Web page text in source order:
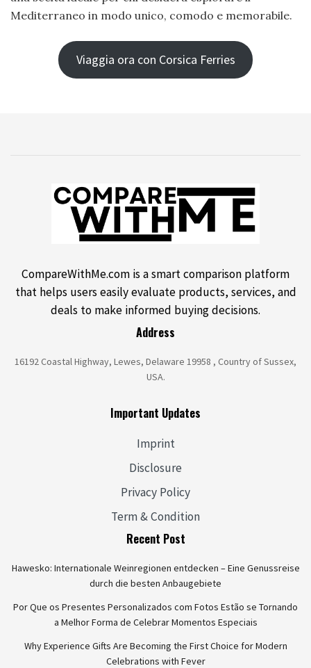
Mediterraneo in modo unico, comodo e memorabile.
Viaggia ora con Corsica Ferries
CompareWithMe.com is a smart comparison platform
that helps users easily evaluate products, services, and
deals to make informed buying decisions.
Address
16192 Coastal Highway, Lewes, Delaware 19958 , Country of Sussex,
USA.
Important Updates
Imprint
Disclosure
Privacy Policy
Term & Condition
Recent Post
Hawesko: Internationale Weinregionen entdecken – Eine Genussreise
durch die besten Anbaugebiete
Por Que os Presentes Personalizados com Fotos Estão se Tornando
a Melhor Forma de Celebrar Momentos Especiais
Why Experience Gifts Are Becoming the First Choice for Modern
Celebrations with Fever